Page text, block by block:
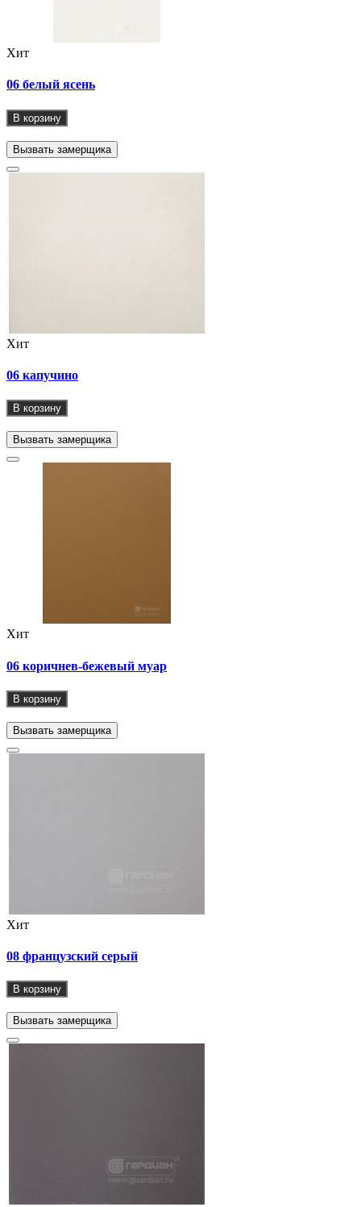
Хит
06 белый ясень
В корзину
Вызвать замерщика
Хит
06 капучино
В корзину
Вызвать замерщика
Хит
06 коричнев-бежевый муар
В корзину
Вызвать замерщика
Хит
08 французский серый
В корзину
Вызвать замерщика